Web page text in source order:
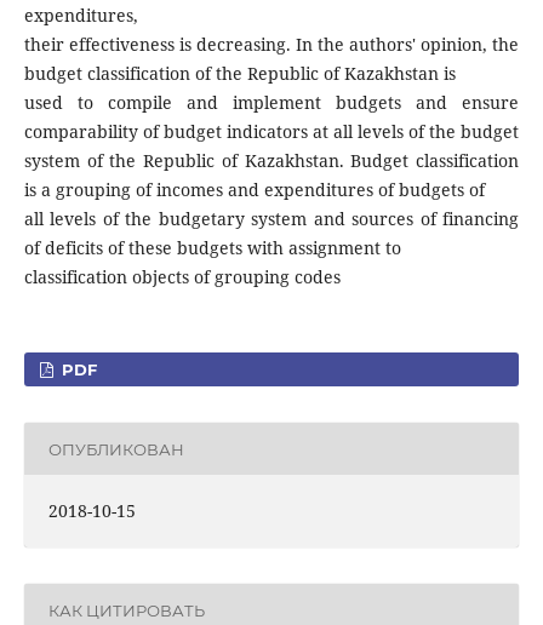
expenditures,
their effectiveness is decreasing. In the authors' opinion, the
budget classification of the Republic of Kazakhstan is
used to compile and implement budgets and ensure
comparability of budget indicators at all levels of the budget
system of the Republic of Kazakhstan. Budget classification
is a grouping of incomes and expenditures of budgets of
all levels of the budgetary system and sources of financing
of deficits of these budgets with assignment to
classification objects of grouping codes
PDF
ОПУБЛИКОВАН
2018-10-15
КАК ЦИТИРОВАТЬ